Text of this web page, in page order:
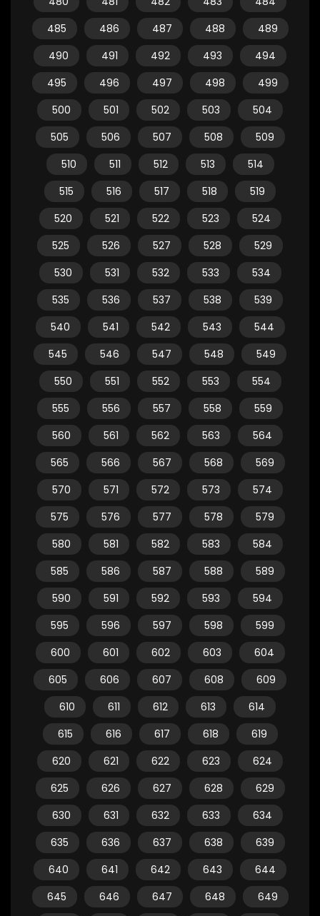
485
486 487 488
489
490
491 492 493
494
495
496 497 498
499
500
501 502 503
504
505
506 507 508
509
510
511 512 513
514
515
516 517 518
519
520
521 522 523
524
525
526 527 528
529
530
531 532 533
534
535
536 537 538
539
540
541 542 543
544
545
546 547 548
549
550
551 552 553
554
555
556 557 558
559
560
561 562 563
564
565
566 567 568
569
570
571 572 573
574
575
576 577 578
579
580
581 582 583
584
585
586 587 588
589
590
591 592 593
594
595
596 597 598
599
600
601 602 603
604
605
606 607 608
609
610
611 612 613
614
615
616 617 618
619
620
621 622 623
624
625
626 627 628
629
630
631 632 633
634
635
636 637 638
639
640
641 642 643
644
645
646 647 648
649